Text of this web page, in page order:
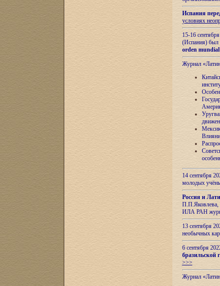
Испания
условиях
15-16
(Испания) был
orden
Журнал
14 сентября
молодых
Россия и
П.П.Яковлева,
ИЛА РАН
13 сентября
необычных
6 сентября
бразильской
>>>
Журнал